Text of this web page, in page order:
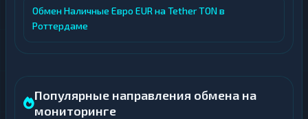
Обмен Наличные Евро EUR на Tether TON в
Роттердаме
Популярные направления обмена на
мониторинге